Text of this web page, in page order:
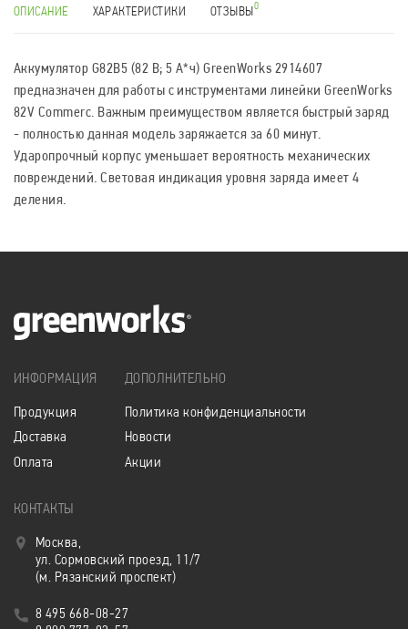
ОПИСАНИЕ ХАРАКТЕРИСТИКИ ОТЗЫВЫ0
Аккумулятор G82B5 (82 В; 5 А*ч) GreenWorks 2914607
предназначен для работы с инструментами линейки GreenWorks
82V Commerc. Важным преимуществом является быстрый заряд
- полностью данная модель заряжается за 60 минут.
Ударопрочный корпус уменьшает вероятность механических
повреждений. Световая индикация уровня заряда имеет 4
деления.
ИНФОРМАЦИЯ
Продукция
Доставка
Оплата
ДОПОЛНИТЕЛЬНО
Политика конфиденциальности
Новости
Акции
КОНТАКТЫ
Москва,
ул. Сормовский проезд, 11/7
(м. Рязанский проспект)
8 495 668-08-27